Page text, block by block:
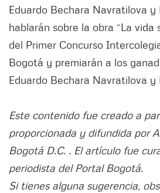
Eduardo Bechara Navratilova y
hablarán sobre la obra “La vida
del Primer Concurso
Bogotá y premiarán a los
Eduardo Bechara Navratilova y
Este contenido fue creado a
proporcionada y difundida por
Bogotá D.C. . El artículo fue
periodista del Portal Bogotá.
Si tienes alguna sugerencia,